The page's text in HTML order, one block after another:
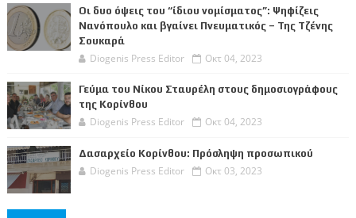
Οι δυο όψεις του “ίδιου νομίσματος”: Ψηφίζεις
Νανόπουλο και βγαίνει Πνευματικός – Της Τζένης
Σουκαρά
Diogenis Press Editor Οκτ 04, 2023
Γεύμα του Νίκου Σταυρέλη στους δημοσιογράφους
της Κορίνθου
Diogenis Press Editor Οκτ 04, 2023
Δασαρχείο Κορίνθου: Πρόσληψη προσωπικού
Diogenis Press Editor Οκτ 03, 2023